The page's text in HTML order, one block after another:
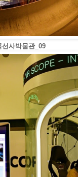
사박물관_09